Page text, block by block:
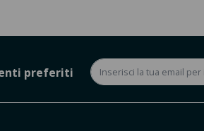
preferiti